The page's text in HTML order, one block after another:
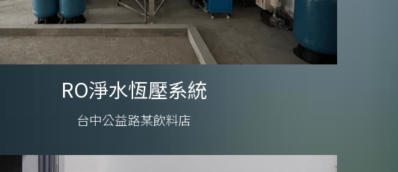
RO淨水恆壓系統
台中公益路某飲料店